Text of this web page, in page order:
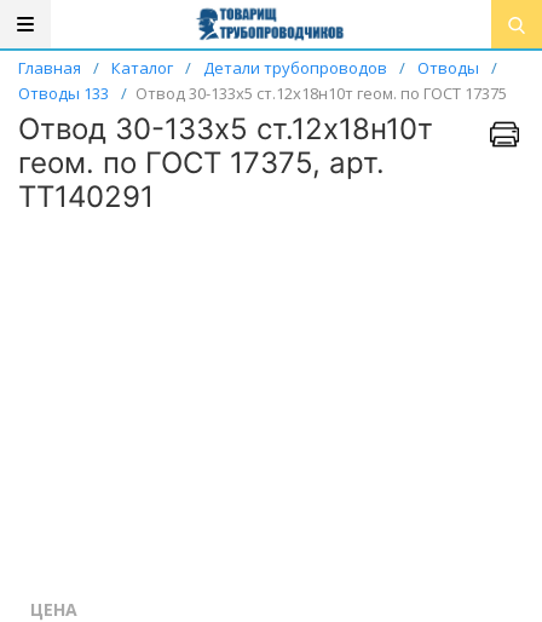
Главная / Каталог / Детали трубопроводов / Отводы
/
Отводы 133
/ Отвод 30-133х5 ст.12х18н10т геом. по ГОСТ 17375
Отвод 30-133х5 ст.12х18н10т
геом. по ГОСТ 17375, арт.
ТТ140291
ЦЕНА